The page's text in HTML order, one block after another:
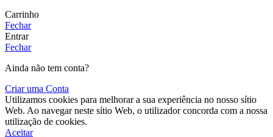
Carrinho
Fechar
Entrar
Fechar
Ainda não tem conta?
Criar uma Conta
Utilizamos cookies para melhorar a sua experiência no nosso sítio
Web. Ao navegar neste sítio Web, o utilizador concorda com a nossa
utilização de cookies.
Aceitar